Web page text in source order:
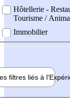
Hôtellerie -
Tourisme /
Immobilier
filtres liés à l'